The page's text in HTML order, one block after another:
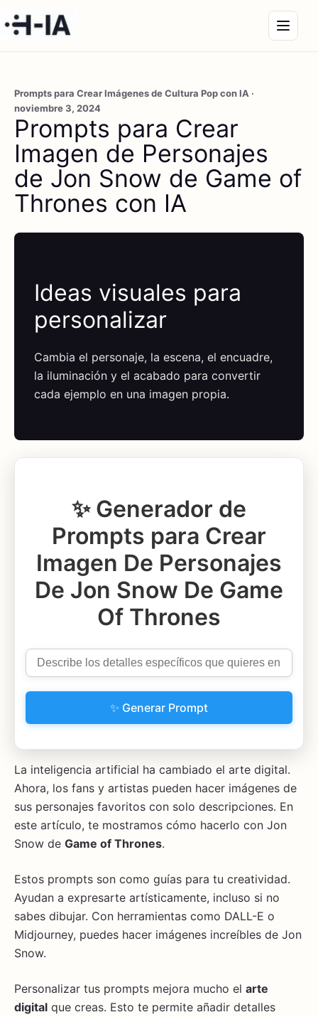
Prompts para Crear Imágenes de Cultura Pop con IA ·
noviembre 3, 2024
Prompts para Crear
Imagen de Personajes
de Jon Snow de Game of
Thrones con IA
Ideas visuales para
personalizar
Cambia el personaje, la escena, el encuadre,
la iluminación y el acabado para convertir
cada ejemplo en una imagen propia.
✨ Generador de
Prompts para Crear
Imagen De Personajes
De Jon Snow De Game
Of Thrones
✨ Generar Prompt
La inteligencia artificial ha cambiado el arte digital.
Ahora, los fans y artistas pueden hacer imágenes de
sus personajes favoritos con solo descripciones. En
este artículo, te mostramos cómo hacerlo con Jon
Snow de Game of Thrones.
Estos prompts son como guías para tu creatividad.
Ayudan a expresarte artísticamente, incluso si no
sabes dibujar. Con herramientas como DALL-E o
Midjourney, puedes hacer imágenes increíbles de Jon
Snow.
Personalizar tus prompts mejora mucho el arte
digital que creas. Esto te permite añadir detalles